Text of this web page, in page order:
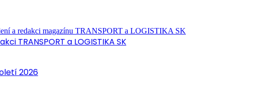
TRANSPORT a LOGISTIKA SK
2026